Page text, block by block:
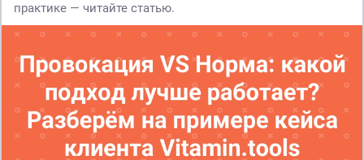
практике — читайте статью.